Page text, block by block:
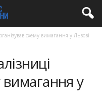
схему вимагання у Львові
вимагання у